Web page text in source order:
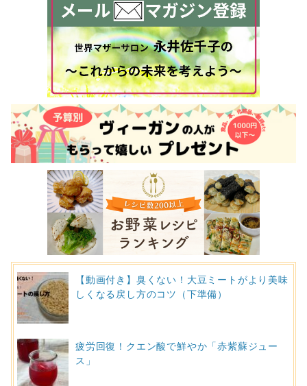
【動画付き】臭くない！大豆ミートがより美味
しくなる戻し方のコツ（下準備）
疲労回復！クエン酸で鮮やか「赤紫蘇ジュー
ス」